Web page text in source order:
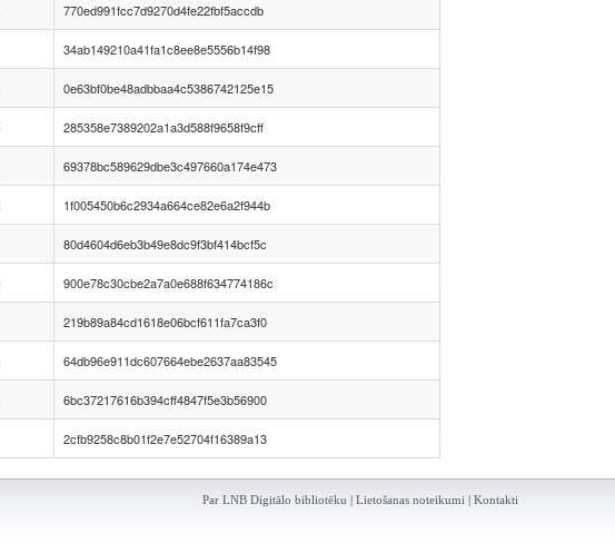
770ed991fcc7d9270d4fe22fbf5accdb
34ab149210a41fa1c8ee8e5556b14f98
0e63bf0be48adbbaa4c5386742125e15
285358e7389202a1a3d588f9658f9cff
69378bc589629dbe3c497660a174e473
1f005450b6c2934a664ce82e6a2f944b
80d4604d6eb3b49e8dc9f3bf414bcf5c
900e78c30cbe2a7a0e688f634774186c
219b89a84cd1618e06bcf611fa7ca3f0
64db96e911dc607664ebe2637aa83545
6bc37217616b394cff4847f5e3b56900
2cfb9258c8b01f2e7e52704f16389a13
Par LNB Digitālo bibliotēku | Lietošanas noteikumi | Kontakti